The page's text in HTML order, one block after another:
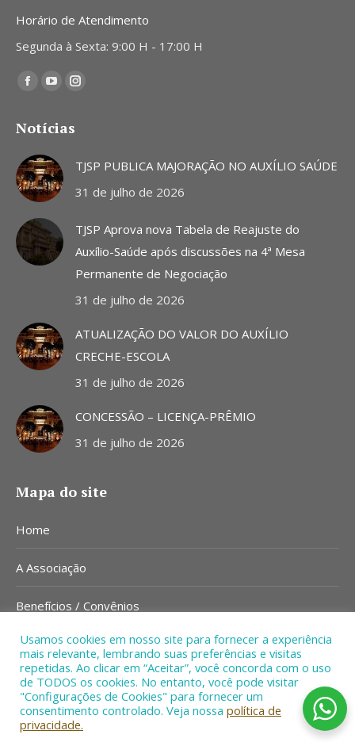
Horário de Atendimento
Segunda à Sexta: 9:00 H - 17:00 H
Encontre-nos em:
Facebook
opens
in
new
window
YouTube
opens
new
window
Instagram
opens
new
window
Notícias
TJSP PUBLICA MAJORAÇÃO NO AUXÍLIO SAÚDE
31 de julho de 2026
TJSP Aprova nova Tabela de Reajuste do
Auxílio-Saúde após discussões na 4ª Mesa
Permanente de Negociação
31 de julho de 2026
ATUALIZAÇÃO DO VALOR DO AUXÍLIO
CRECHE-ESCOLA
31 de julho de 2026
CONCESSÃO – LICENÇA-PRÊMIO
31 de julho de 2026
Mapa do site
Home
A Associação
Benefícios / Convênios
Notícias
Contato
Usamos cookies em nosso site para fornecer a experiência
mais relevante, lembrando suas preferências e visitas
repetidas. Ao clicar em “Aceitar”, você concorda com o uso
de TODOS os cookies. No entanto, você pode visitar
"Configurações de Cookies" para fornecer um
consentimento controlado. Veja nossa política de
privacidade.